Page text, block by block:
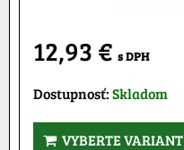
12,93 € s DPH
Dostupnosť:Skladom
VYBERTE VARIANT